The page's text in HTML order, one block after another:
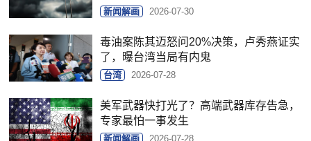
新闻解画 2026-07-30
毒油案陈其迈怒问20%决策，卢秀燕证实
了，曝台湾当局有内鬼
台湾 2026-07-28
美军武器快打光了？高端武器库存告急，
专家最怕一事发生
新闻解画 2026-07-28